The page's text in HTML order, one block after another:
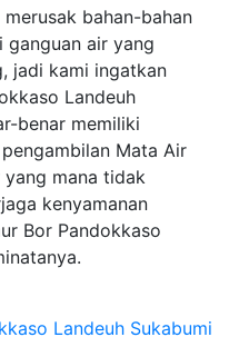
bahan-bahan
air yang
jadi kami ingatkan
Landeuh
benar memiliki
Mata Air
yang mana tidak
kenyamanan
Bor Pandokkaso